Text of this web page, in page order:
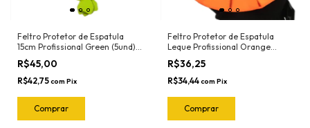
Feltro Protetor de Espatula
15cm Profissional Green (5und)
1022.G Joker
R$45,00
R$42,75com Pix
Feltro Protetor de Espatula
Leque Profissional Orange
(5und) 1023.O Joker
R$36,25
R$34,44com Pix